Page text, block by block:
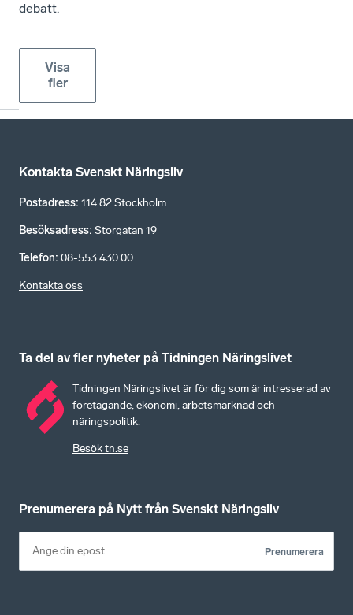
debatt.
Visa
fler
Kontakta Svenskt Näringsliv
Postadress: 114 82 Stockholm
Besöksadress: Storgatan 19
Telefon: 08-553 430 00
Kontakta oss
Ta del av fler nyheter på Tidningen Näringslivet
Tidningen Näringslivet är för dig som är intresserad av
företagande, ekonomi, arbetsmarknad och
näringspolitik.
Besök tn.se
Prenumerera på Nytt från Svenskt Näringsliv
Prenumerera